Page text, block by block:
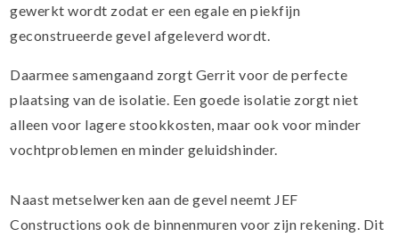
gewerkt wordt zodat er een egale en piekfijn
geconstrueerde gevel afgeleverd wordt.
Daarmee samengaand zorgt Gerrit voor de perfecte
plaatsing van de isolatie. Een goede isolatie zorgt niet
alleen voor lagere stookkosten, maar ook voor minder
vochtproblemen en minder geluidshinder.
Naast metselwerken aan de gevel neemt JEF
Constructions ook de binnenmuren voor zijn rekening. Dit